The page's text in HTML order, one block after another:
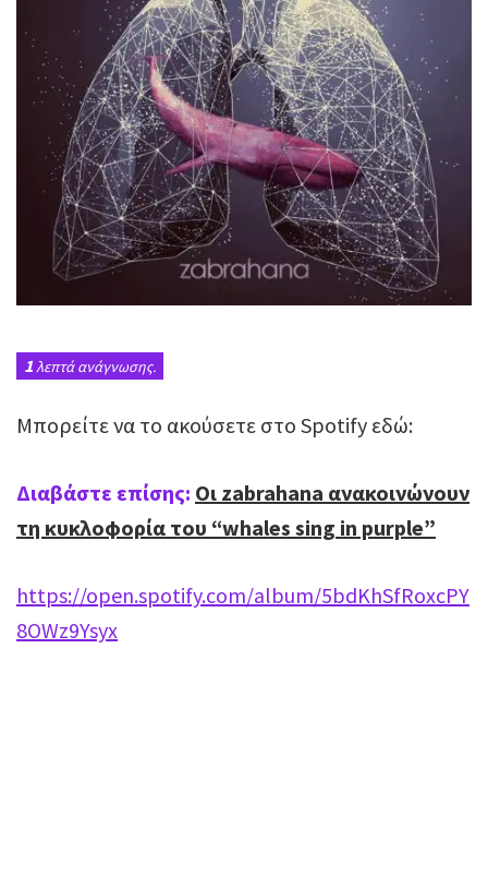
1λεπτά ανάγνωσης.
Μπορείτε να το ακούσετε στο Spotify εδώ:
Διαβάστε επίσης: Οι zabrahana ανακοινώνουν
τη κυκλοφορία του “whales sing in purple”
https://open.spotify.com/album/5bdKhSfRoxcPY
8OWz9Ysyx